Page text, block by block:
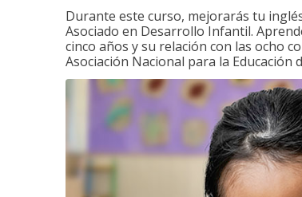
Durante este curso, mejorarás tu
Asociado en Desarrollo Infantil.
cinco años y su relación con las ocho
Asociación Nacional para la Educación